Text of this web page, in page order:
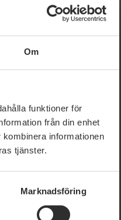
Om
funktioner för
från din enhet
informationen
tjänster.
Marknadsföring